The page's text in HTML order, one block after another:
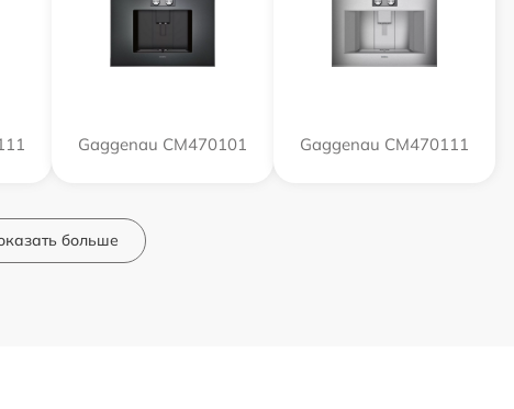
Gaggenau CM470101 Gaggenau CM470111
больше